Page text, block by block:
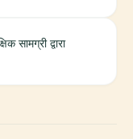
सामग्री द्वारा